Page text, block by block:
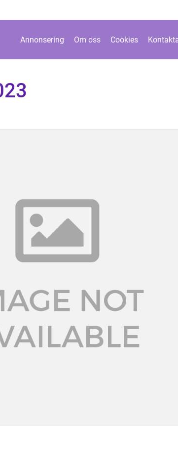
Annonsering Om oss Cookies